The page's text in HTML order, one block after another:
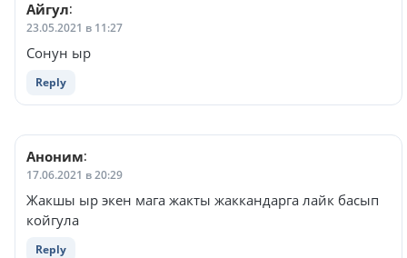
Айгул:
23.05.2021 в 11:27
Сонун ыр
Reply
Аноним:
17.06.2021 в 20:29
Жакшы ыр экен мага жакты жаккандарга лайк басып
койгула
Reply